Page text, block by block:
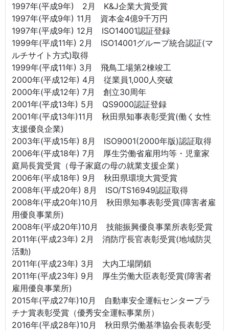
1997年(平成9年) 2月 K&J企業大賞受賞
1997年(平成9年) 11月 資本金4億9千万円
1997年(平成9年) 12月 ISO14001認証登録
1999年(平成11年) 2月 ISO14001グループ統合認証(マ
ルチサイト方式)取得
1999年(平成11年) 3月 飛鳥工場第2棟竣工
2000年(平成12年) 4月 従業員1,000人突破
2000年(平成12年) 7月 創立30周年
2001年(平成13年) 5月 QS9000認証登録
2001年(平成13年)11月 秋田県知事表彰受賞(働く女性
支援優良企業)
2003年(平成15年) 8月 ISO9001(2000年版)認証取得
2006年(平成18年) 7月 厚生労働省雇用均等・児童家
庭局長賞受賞（母子家庭の母の就業支援企業）
2006年(平成18年) 9月 秋田県環境大賞受賞
2008年(平成20年) 8月 ISO/TS16949認証取得
2008年(平成20年)10月 秋田県知事表彰受賞(障害者雇
用優良事業所)
2008年(平成20年)10月 技能振興優良事業所表彰受賞
2011年(平成23年) 2月 消防庁長官表彰受賞(地域防災
活動)
2011年(平成23年) 3月 大内工場閉鎖
2011年(平成23年) 9月 厚生労働大臣表彰受賞(障害者
雇用優良事業所)
2015年(平成27年)10月 自動車安全運転センタープラ
チナ賞表彰受賞（優秀安全運転事業所）
2016年(平成28年)10月 秋田県労働基準協会長表彰受